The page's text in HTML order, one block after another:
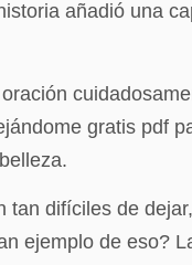
añadió una
gratis pdf
difíciles de
ejemplo de eso?